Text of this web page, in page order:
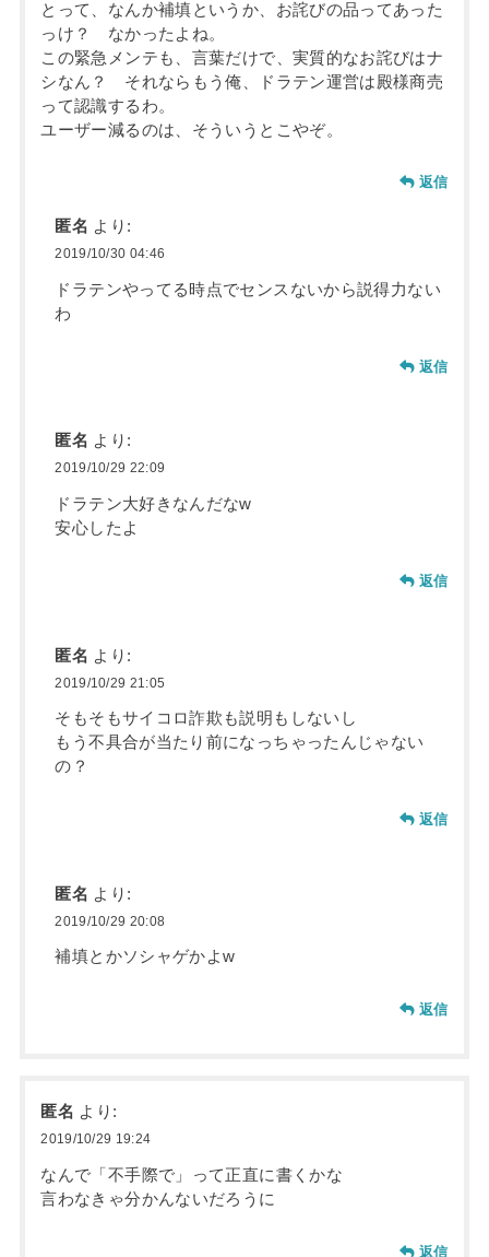
とって、なんか補填というか、お詫びの品ってあった
っけ？ なかったよね。
この緊急メンテも、言葉だけで、実質的なお詫びはナ
シなん？ それならもう俺、ドラテン運営は殿様商売
って認識するわ。
ユーザー減るのは、そういうとこやぞ。
返信
匿名 より:
2019/10/30 04:46
ドラテンやってる時点でセンスないから説得力ない
わ
返信
匿名 より:
2019/10/29 22:09
ドラテン大好きなんだなw
安心したよ
返信
匿名 より:
2019/10/29 21:05
そもそもサイコロ詐欺も説明もしないし
もう不具合が当たり前になっちゃったんじゃない
の？
返信
匿名 より:
2019/10/29 20:08
補填とかソシャゲかよw
返信
匿名 より:
2019/10/29 19:24
なんで「不手際で」って正直に書くかな
言わなきゃ分かんないだろうに
返信